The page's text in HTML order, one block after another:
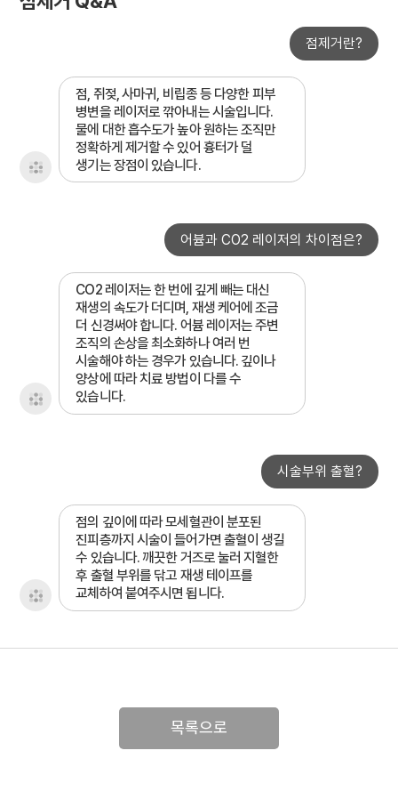
점제거란?
점, 쥐젖, 사마귀, 비립종 등 다양한 피부
병변을 레이저로 깎아내는 시술입니다.
물에 대한 흡수도가 높아 원하는 조직만
정확하게 제거할 수 있어 흉터가 덜
생기는 장점이 있습니다.
어븀과 CO2 레이저의 차이점은?
CO2 레이저는 한 번에 깊게 빼는 대신
재생의 속도가 더디며, 재생 케어에 조금
더 신경써야 합니다. 어븀 레이저는 주변
조직의 손상을 최소화하나 여러 번
시술해야 하는 경우가 있습니다. 깊이나
양상에 따라 치료 방법이 다를 수
있습니다.
시술부위 출혈?
점의 깊이에 따라 모세혈관이 분포된
진피층까지 시술이 들어가면 출혈이 생길
수 있습니다. 깨끗한 거즈로 눌러 지혈한
후 출혈 부위를 닦고 재생 테이프를
교체하여 붙여주시면 됩니다.
목록으로